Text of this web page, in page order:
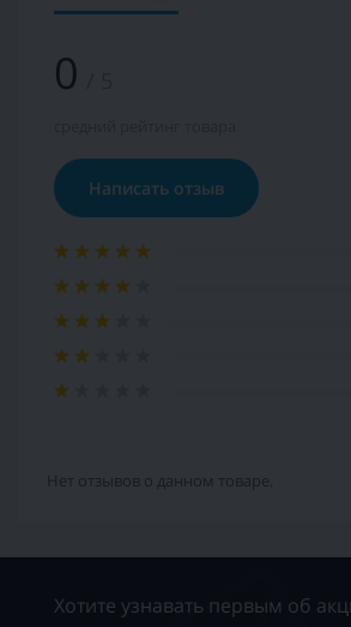
0
Написать отзыв
Нет отзывов о данном товаре.
Хотите узнавать первым об